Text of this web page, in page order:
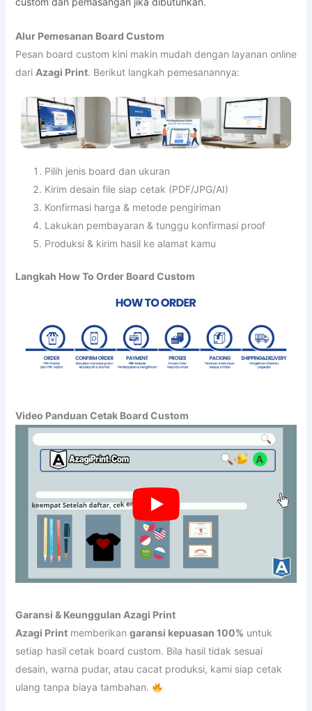
Alur Pemesanan Board Custom
Pesan board custom kini makin mudah dengan layanan online
dari Azagi Print. Berikut langkah pemesanannya:
Pilih jenis board dan ukuran
Kirim desain file siap cetak (PDF/JPG/AI)
Konfirmasi harga & metode pengiriman
Lakukan pembayaran & tunggu konfirmasi proof
Produksi & kirim hasil ke alamat kamu
Langkah How To Order Board Custom
Video Panduan Cetak Board Custom
Garansi & Keunggulan Azagi Print
Azagi Printmemberikan garansi kepuasan 100% untuk
setiap hasil cetak board custom. Bila hasil tidak sesuai
desain, warna pudar, atau cacat produksi, kami siap cetak
ulang tanpa biaya tambahan.